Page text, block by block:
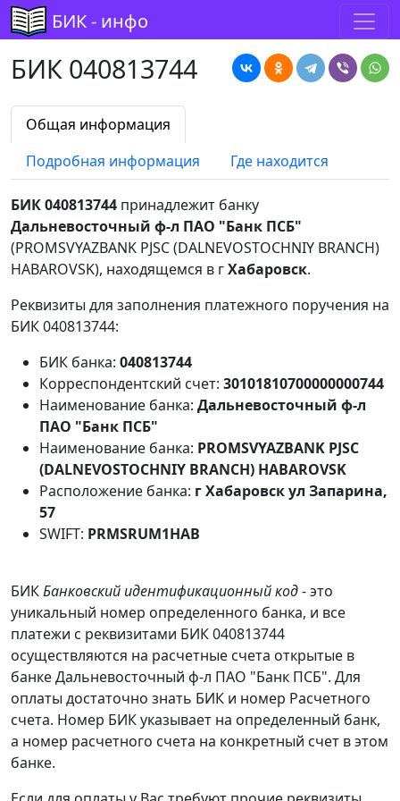
БИК - инфо
БИК 040813744
Общая информация
Подробная информация
Где находится
БИК 040813744 принадлежит банку
Дальневосточный ф-л ПАО "Банк ПСБ"
(PROMSVYAZBANK PJSC (DALNEVOSTOCHNIY BRANCH)
HABAROVSK), находящемся в гХабаровск.
Реквизиты для заполнения платежного поручения на
БИК 040813744:
БИК банка: 040813744
Корреспондентский счет: 30101810700000000744
Наименование банка: Дальневосточный ф-л
ПАО "Банк ПСБ"
Наименование банка: PROMSVYAZBANK PJSC
(DALNEVOSTOCHNIY BRANCH) HABAROVSK
Расположение банка: г Хабаровск ул Запарина,
57
SWIFT: PRMSRUM1HAB
БИКБанковский идентификационный код- это
уникальный номер определенного банка, и все
платежи с реквизитами БИК 040813744
осуществляются на расчетные счета открытые в
банке Дальневосточный ф-л ПАО "Банк ПСБ". Для
оплаты достаточно знать БИК и номер Расчетного
счета. Номер БИК указывает на определенный банк,
а номер расчетного счета на конкретный счет в этом
банке.